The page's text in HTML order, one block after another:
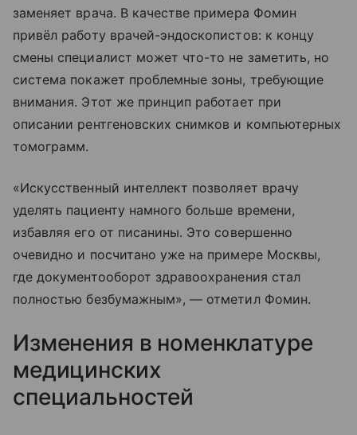
заменяет врача. В качестве примера Фомин
привёл работу врачей-эндоскопистов: к концу
смены специалист может что-то не заметить, но
система покажет проблемные зоны, требующие
внимания. Этот же принцип работает при
описании рентгеновских снимков и компьютерных
томограмм.
«Искусственный интеллект позволяет врачу
уделять пациенту намного больше времени,
избавляя его от писанины. Это совершенно
очевидно и посчитано уже на примере Москвы,
где документооборот здравоохранения стал
полностью безбумажным», — отметил Фомин.
Изменения в номенклатуре
медицинских
специальностей